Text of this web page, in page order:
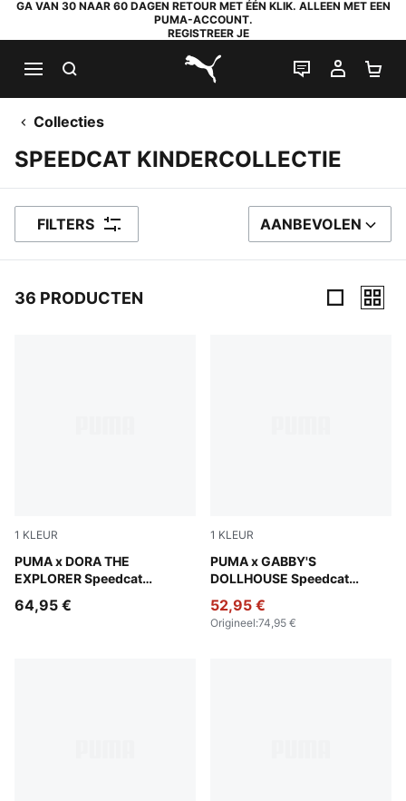
GA VAN 30 NAAR 60 DAGEN RETOUR MET ÉÉN KLIK. ALLEEN MET EEN
PUMA-ACCOUNT.
REGISTREER JE
PUMA.com
LIVE CHAT
MIJN
Collecties
SPEEDCAT KINDERCOLLECTIE
FILTERS SORTEER OP
AANBEVOLEN
36 PRODUCTEN
1 KLEUR
PUMA x DORA THE
EXPLORER Speedcat
Mauve Glow-Powder Pink
64,95 €
1 KLEUR
PUMA x GABBY'S
DOLLHOUSE Speedcat
Pink Shimmer-Alpine Snow
52,95 €
Origineel:74,95 €